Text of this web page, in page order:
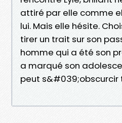
attiré par elle comme
lui. Mais elle hésite.
tirer un trait sur son
homme qui a été son
a marqué son
peut s&#039;obscurcir